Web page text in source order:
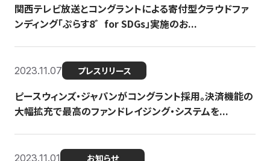
関西テレビ放送とコングラントによる寄付型クラウドファ
ンディング「ぷらす8゛for SDGs」実施のお...
2023.11.07 プレスリリース
ピースウィンズ・ジャパンがコングラント採用。決済機能の
大幅拡充で最高のファンドレイジング・システムを...
2023.11.01 お知らせ